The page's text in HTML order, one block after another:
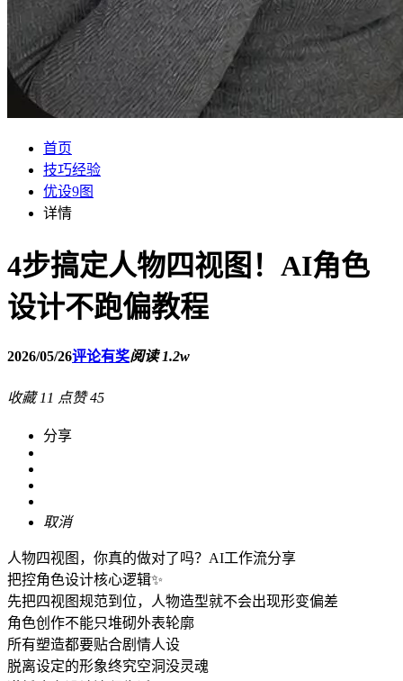
首页
技巧经验
优设9图
详情
4步搞定人物四视图！AI角色
设计不跑偏教程
2026/05/26评论有奖阅读 1.2w
收藏 11 点赞 45
分享
取消
人物四视图，你真的做对了吗？AI工作流分享
把控角色设计核心逻辑✨
先把四视图规范到位，人物造型就不会出现形变偏差
角色创作不能只堆砌外表轮廓
所有塑造都要贴合剧情人设
脱离设定的形象终究空洞没灵魂